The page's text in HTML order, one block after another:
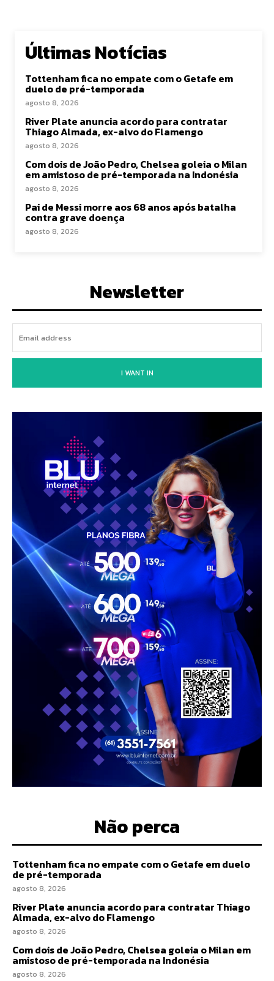
Últimas Notícias
Tottenham fica no empate com o Getafe em
duelo de pré-temporada
agosto 8, 2026
River Plate anuncia acordo para contratar
Thiago Almada, ex-alvo do Flamengo
agosto 8, 2026
Com dois de João Pedro, Chelsea goleia o Milan
em amistoso de pré-temporada na Indonésia
agosto 8, 2026
Pai de Messi morre aos 68 anos após batalha
contra grave doença
agosto 8, 2026
Newsletter
I WANT IN
Não perca
Tottenham fica no empate com o Getafe em duelo
de pré-temporada
agosto 8, 2026
River Plate anuncia acordo para contratar Thiago
Almada, ex-alvo do Flamengo
agosto 8, 2026
Com dois de João Pedro, Chelsea goleia o Milan em
amistoso de pré-temporada na Indonésia
agosto 8, 2026